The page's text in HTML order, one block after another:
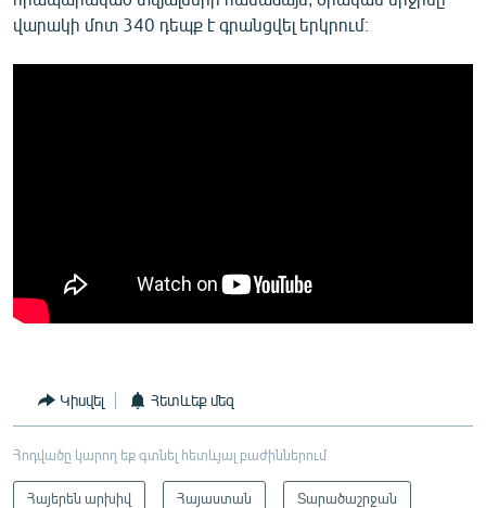
վարակի մոտ 340 դեպք է գրանցվել երկրում։
Կիսվել Հետևեք մեզ
Հոդվածը կարող եք գտնել հետևյալ բաժիններում
Հայերեն արխիվ Հայաստան Տարածաշրջան